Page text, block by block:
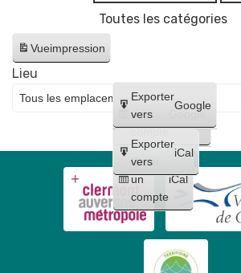
Toutes les catégories
Vueimpression
Créer
un
compte
Google
Créer
un
compte
iCal
Exporter
vers
Google
Exporter
vers
iCal
Lieu